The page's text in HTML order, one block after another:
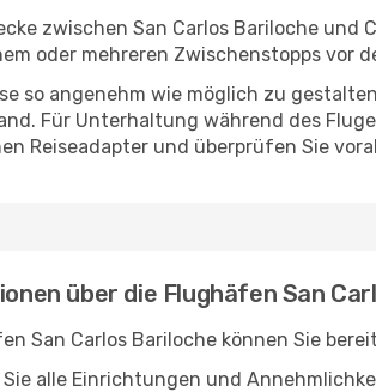
zwischen San Carlos Bariloche und
oder mehreren Zwischenstopps vor
so angenehm wie möglich zu
Für Unterhaltung während des
Reiseadapter und überprüfen Sie
über die Flughäfen San
San Carlos Bariloche können Sie
alle Einrichtungen und